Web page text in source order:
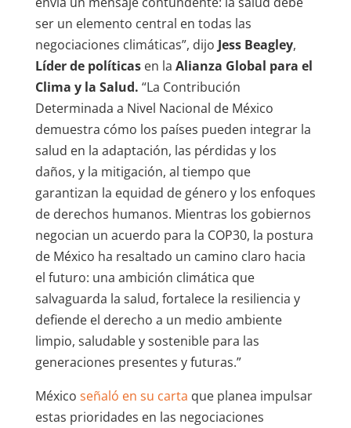
ser un elemento central en todas las
negociaciones climáticas”, dijo Jess Beagley,
Líder de políticas en la Alianza Global para el
Clima y la Salud. “La Contribución
Determinada a Nivel Nacional de México
demuestra cómo los países pueden integrar la
salud en la adaptación, las pérdidas y los
daños, y la mitigación, al tiempo que
garantizan la equidad de género y los enfoques
de derechos humanos. Mientras los gobiernos
negocian un acuerdo para la COP30, la postura
de México ha resaltado un camino claro hacia
el futuro: una ambición climática que
salvaguarda la salud, fortalece la resiliencia y
defiende el derecho a un medio ambiente
limpio, saludable y sostenible para las
generaciones presentes y futuras.”
México señaló en su carta que planea impulsar
estas prioridades en las negociaciones